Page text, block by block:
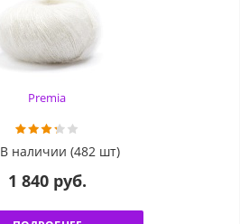
Premia
В наличии (482 шт)
1 840 руб.